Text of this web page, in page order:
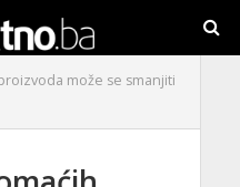
može se smanjiti